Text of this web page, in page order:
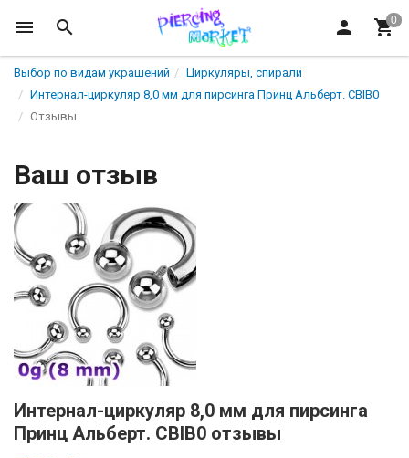
Выбор по видам украшений
Циркуляры, спирали
Интернал-циркуляр 8,0 мм для пирсинга Принц Альберт. CBIB0
Отзывы
Ваш отзыв
Интернал-циркуляр 8,0 мм для пирсинга
Принц Альберт. CBIB0 отзывы